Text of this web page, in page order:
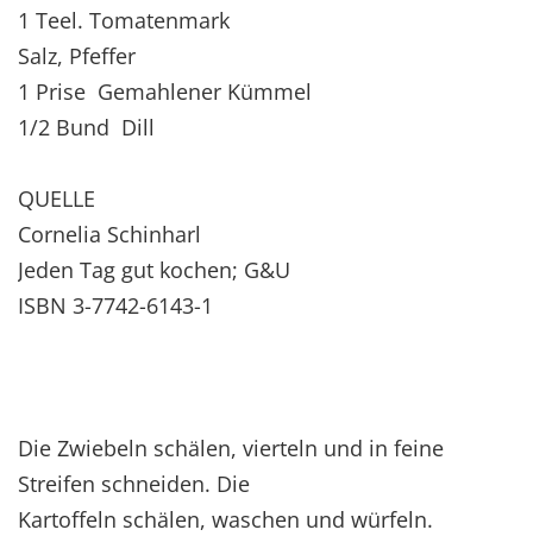
1 Teel. Tomatenmark
Salz, Pfeffer
1 Prise Gemahlener Kümmel
1/2 Bund Dill
QUELLE
Cornelia Schinharl
Jeden Tag gut kochen; G&U
ISBN 3-7742-6143-1
Die Zwiebeln schälen, vierteln und in feine
Streifen schneiden. Die
Kartoffeln schälen, waschen und würfeln.